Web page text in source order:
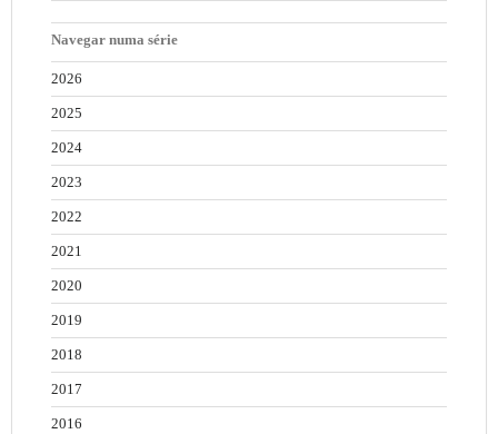
Navegar numa série
2026
2025
2024
2023
2022
2021
2020
2019
2018
2017
2016